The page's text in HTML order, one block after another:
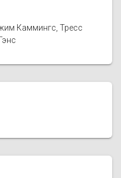
Каммингс, Тресс